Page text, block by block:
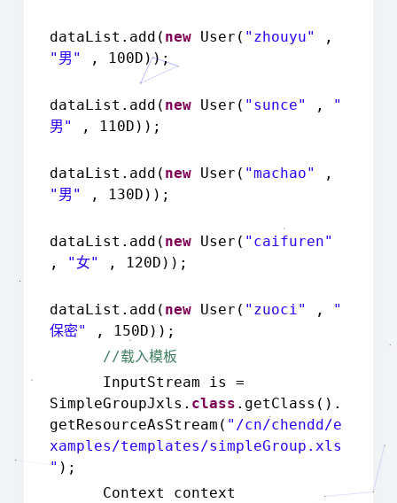
dataList.add( new User( "zhouyu"
,
" 男 " , 100D));
dataList.add( new User( "sunce" , "
男 " , 110D));
dataList.add( new User( "machao"
,
" 男 " , 130D));
dataList.add( new User( "caifuren"
,
" 女" , 120D));
dataList.add( new User( "zuoci" , "
保密"
, 150D));
//载入模板
InputStream is =
SimpleGroupJxls. class .getClass().
getResourceAsStream( "/cn/chendd/e
xamples/templates/simpleGroup.xls
" );
Context context